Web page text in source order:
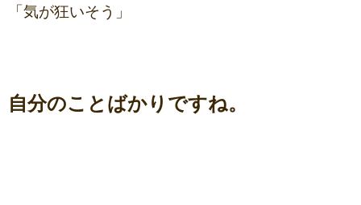
「気が狂いそう」
自分のことばかりですね。